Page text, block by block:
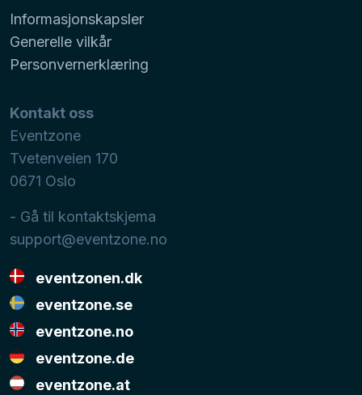
Informasjonskapsler
Generelle vilkår
Personvernerklæring
Kontakt oss
Eventzone
Tvetenveien 170
0671 Oslo
- Gå til kontaktskjema
support@eventzone.no
eventzonen.dk
eventzone.se
eventzone.no
eventzone.de
eventzone.at